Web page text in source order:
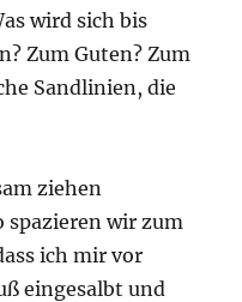
wird sich bis
Zum Guten? Zum
Sandlinien, die
ziehen
spazieren wir zum
ich mir vor
eingesalbt und